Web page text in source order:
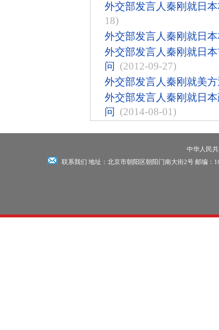
外交部发言人秦刚就日
18)
外交部发言人秦刚就日
外交部发言人秦刚就日
问 (2012-09-27)
外交部发言人秦刚就美
外交部发言人秦刚就日
问 (2014-08-01)
中华人民
联系我们 地址：北京市朝阳区朝阳门南大街2号 邮编：